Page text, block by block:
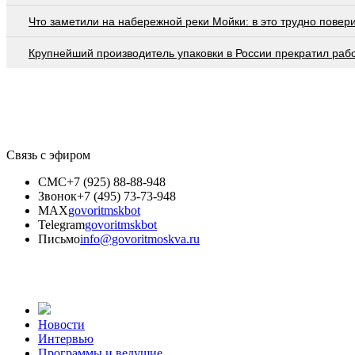
Что заметили на набережной реки Мойки: в это трудно
Крупнейший производитель упаковки в России прекратил
Связь с эфиром
СМС+7 (925) 88-88-948
Звонок+7 (495) 73-73-948
MAXgovoritmskbot
Telegramgovoritmskbot
Письмоinfo@govoritmoskva.ru
Новости
Интервью